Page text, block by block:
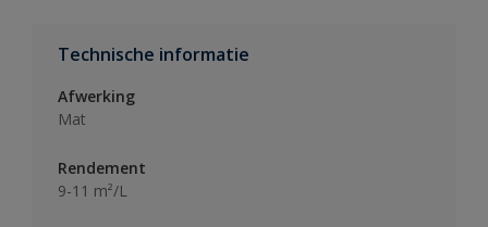
Technische informatie
Afwerking
Mat
Rendement
9-11 m²/L